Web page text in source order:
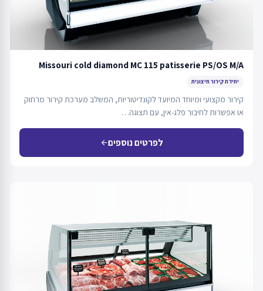
Missouri cold diamond MC 115 patisserie PS/OS M/A
יחידת קירור חיצונית
קירור מקצועי ומיוחד המיועד לקונדיטוריות, המשלב מערכת קירור מרחוק
או אפשרות לחיבור פלג-אין, עם תצוגה…
לפרטים נוספיםarrow_back